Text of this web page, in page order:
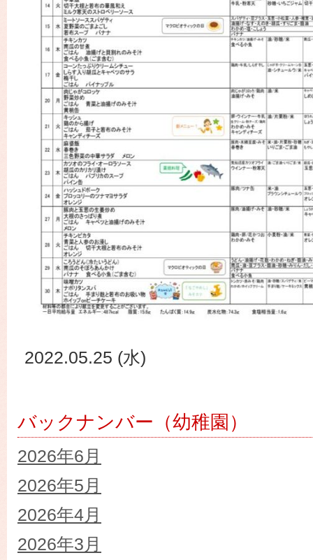
2022.05.25 (水)
バックナンバー（幼稚園）
2026年6月
2026年5月
2026年4月
2026年3月